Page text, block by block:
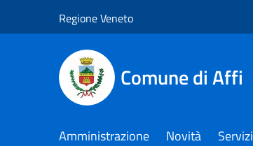
Regione Veneto
Comune di Affi
Amministrazione Novità Servizi